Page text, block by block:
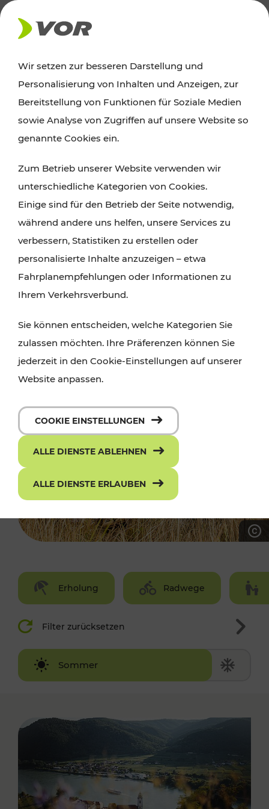
AKTUELLES
Ausflugstipps
Wien, Niederösterreich und das Burgenland
Wanderungen, Kultur und Gastronomie,
Radtouren oder purer Naturgenuss – viele
Attraktionen sind mit den Ticket- und Fahrplan-
Angeboten des VOR gut und schnell erreichbar.
Erholung Radwege
Filter zurücksetzen
Sommer
Winter
Wir setzen zur besseren Darstellung und
Personalisierung von Inhalten und Anzeigen, zur
Bereitstellung von Funktionen für Soziale Medien
sowie Analyse von Zugriffen auf unsere Website so
genannte Cookies ein.
Zum Betrieb unserer Website verwenden wir
unterschiedliche Kategorien von Cookies.
Einige sind für den Betrieb der Seite notwendig,
während andere uns helfen, unsere Services zu
verbessern, Statistiken zu erstellen oder
personalisierte Inhalte anzuzeigen – etwa
Fahrplanempfehlungen oder Informationen zu
Ihrem Verkehrsverbund.
Sie können entscheiden, welche Kategorien Sie
zulassen möchten. Ihre Präferenzen können Sie
jederzeit in den Cookie-Einstellungen auf unserer
Website anpassen.
COOKIE EINSTELLUNGEN
ALLE DIENSTE ABLEHNEN
ALLE DIENSTE ERLAUBEN